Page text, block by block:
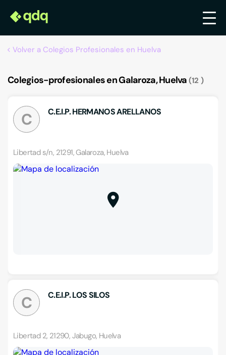
Volver a Colegios Profesionales en Huelva
Colegios-profesionales en Galaroza, Huelva 12
C C.E.I.P. HERMANOS ARELLANOS
Libertad s/n, 21291, Galaroza, Huelva
C C.E.I.P. LOS SILOS
Libertad 2, 21290, Jabugo, Huelva